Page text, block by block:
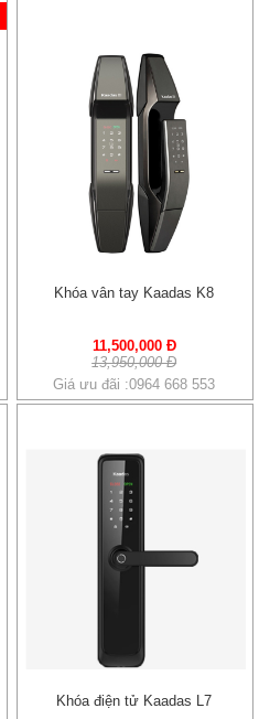
Khóa vân tay Kaadas K8
11,500,000 Đ
13,950,000 Đ
Giá ưu đãi :0964 668 553
Khóa điện tử Kaadas L7